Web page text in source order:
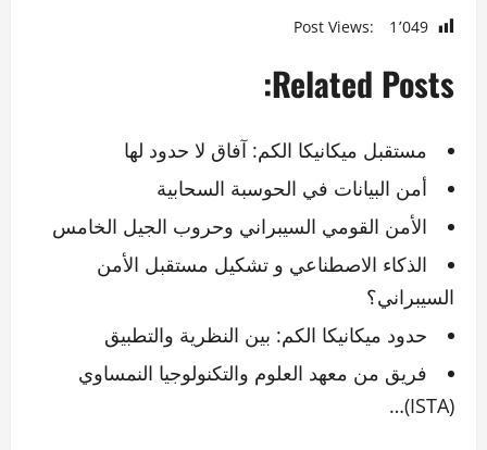
Post Views: 1٬049
Related Posts:
مستقبل ميكانيكا الكم: آفاق لا حدود لها
أمن البيانات في الحوسبة السحابية
الأمن القومي السيبراني وحروب الجيل الخامس
الذكاء الاصطناعي و تشكيل مستقبل الأمن
السيبراني؟
حدود ميكانيكا الكم: بين النظرية والتطبيق
فريق من معهد العلوم والتكنولوجيا النمساوي
(ISTA)…